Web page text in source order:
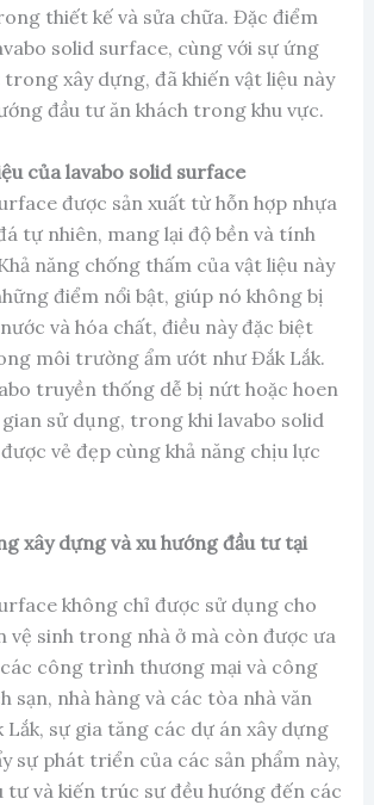
thiết kế và sửa chữa. Đặc điểm
solid surface, cùng với sự ứng
xây dựng, đã khiến vật liệu này
đầu tư ăn khách trong khu vực.
của lavabo solid surface
được sản xuất từ hỗn hợp nhựa
tự nhiên, mang lại độ bền và tính
năng chống thấm của vật liệu này
điểm nổi bật, giúp nó không bị
và hóa chất, điều này đặc biệt
môi trường ẩm ướt như Đắk Lắk.
truyền thống dễ bị nứt hoặc hoen
sử dụng, trong khi lavabo solid
vẻ đẹp cùng khả năng chịu lực
xây dựng và xu hướng đầu tư tại
không chỉ được sử dụng cho
vệ sinh trong nhà ở mà còn được ưa
công trình thương mại và công
sạn, nhà hàng và các tòa nhà văn
Lắk, sự gia tăng các dự án xây dựng
sự phát triển của các sản phẩm này,
tư và kiến trúc sư đều hướng đến các